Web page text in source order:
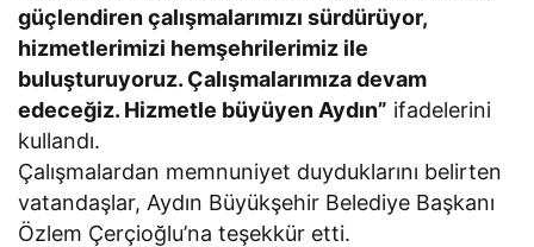
güçlendiren çalışmalarımızı sürdürüyor,
hizmetlerimizi hemşehrilerimiz ile
buluşturuyoruz. Çalışmalarımıza devam
edeceğiz. Hizmetle büyüyen Aydın” ifadelerini
kullandı.
Çalışmalardan memnuniyet duyduklarını belirten
vatandaşlar, Aydın Büyükşehir Belediye Başkanı
Özlem Çerçioğlu’na teşekkür etti.